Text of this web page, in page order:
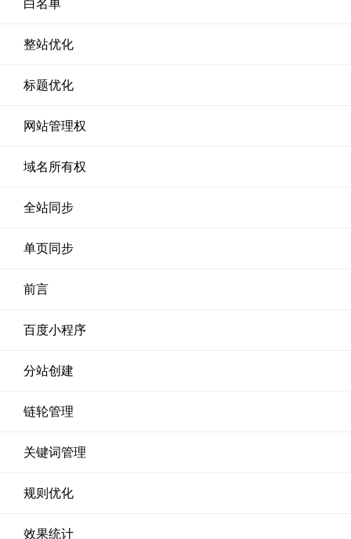
白名单
整站优化
标题优化
网站管理权
域名所有权
全站同步
单页同步
前言
百度小程序
分站创建
链轮管理
关键词管理
规则优化
效果统计